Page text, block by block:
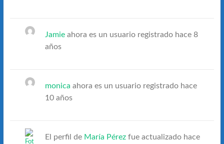
Jamieahora es un usuario registrado hace 8
años
monica ahora es un usuario registrado hace
10 años
El perfil de María Pérezfue actualizado hace